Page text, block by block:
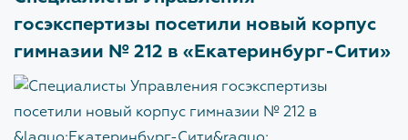
коррупции
Доклады, отчеты, статистическая информация по
вопросам противодействия коррупции
госэкспертизы посетили новый корпус
гимназии № 212 в «Екатеринбург-Сити»